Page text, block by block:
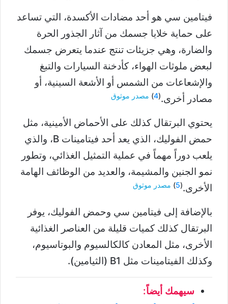
فيتامين سي هو أحد مضادات الأكسدة، التي تساعد
على حماية خلايا جسمك من آثار الجذور الحرة
والضارة، وهي جزيئات تنتج عندما يتعرض جسمك
لبعض ملوثات الهواء، كأدخنة السيارات والتبغ
والإشعاعات من الشمس أو الأشعة السينية، أو
مصادر أخرى.(
4
) مصدر موثوق
يحتوي البرتقال كذلك على الأحماض الأمينية، مثل
حمض الفوليك، الذي يعد أحد فيتامينات B، والذي
يلعب دوراً مهماً في عملية التمثيل الغذائي، وتطور
نمو الجنين والمشيمة، والعديد من الوظائف الهامة
الأخرى.(
5
) مصدر موثوق
بالإضافة إلى فيتامين سي وحمض الفوليك، يوفر
البرتقال كذلك كميات قليلة من العناصر الغذائية
الأخرى، مثل المعادن كالكالسيوم والبوتاسيوم،
وكذلك الفيتامينات مثل B1 (الثيامين).
سيهمك أيضاً: